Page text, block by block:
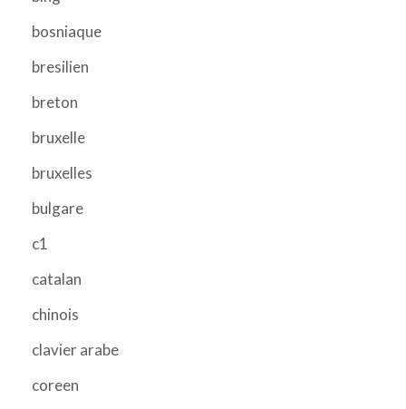
bosniaque
bresilien
breton
bruxelle
bruxelles
bulgare
c1
catalan
chinois
clavier arabe
coreen